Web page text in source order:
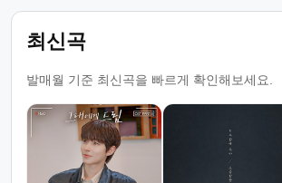
최신곡
발매월 기준 최신곡을 빠르게 확인해보세요.